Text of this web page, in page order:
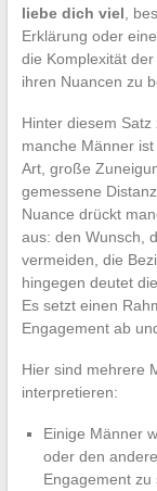
liebe dich viel ,
Erklärung oder
die Komplexität
ihren Nuancen zu
Hinter diesem
manche Männer ist
Art, große
gemessene
Nuance drückt
aus: den Wunsch,
vermeiden, die
hingegen deutet
Es setzt einen
Engagement ab
Hier sind mehrere
interpretieren:
Einige Männer
oder den
Engagement zu